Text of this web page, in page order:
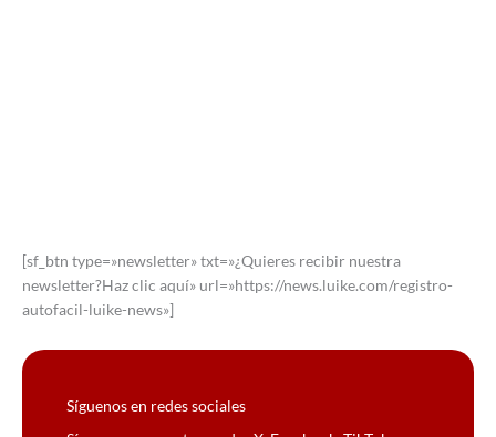
[sf_btn type=»newsletter» txt=»¿Quieres recibir nuestra
newsletter?Haz clic aquí» url=»https://news.luike.com/registro-
autofacil-luike-news»]
Síguenos en redes sociales